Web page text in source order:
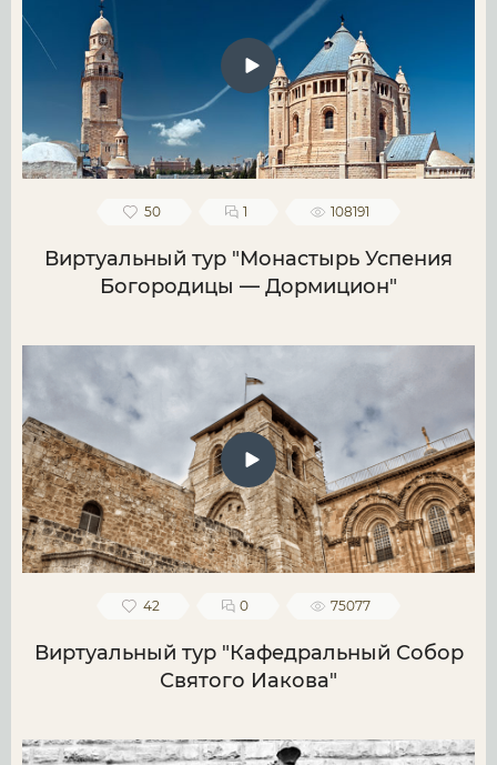
50 1 108191
Виртуальный тур "Монастырь Успения
Богородицы — Дормицион"
42 0 75077
Виртуальный тур "Кафедральный Собор
Святого Иакова"